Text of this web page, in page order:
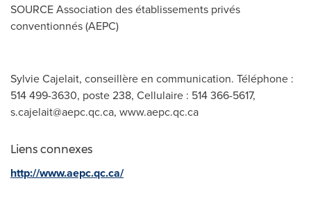
SOURCE Association des établissements privés
conventionnés (AEPC)
Sylvie Cajelait, conseillère en communication. Téléphone :
514 499-3630, poste 238, Cellulaire : 514 366-5617,
s.cajelait@aepc.qc.ca, www.aepc.qc.ca
Liens connexes
http://www.aepc.qc.ca/